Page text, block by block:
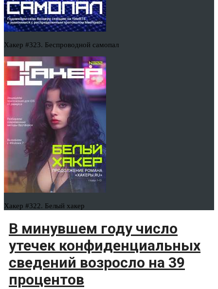
Хакер #323. Беспроводной самопал
Хакер #322. Белый хакер
В минувшем году число
утечек конфиденциальных
сведений возросло на 39
процентов